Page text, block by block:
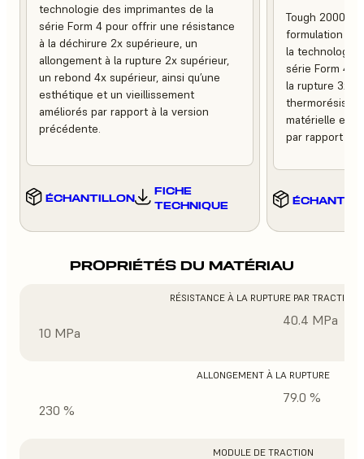
technologie des imprimantes de la
série Form 4 pour offrir une résistance
à la déchirure 2x supérieure, un
allongement à la rupture 2x supérieur,
un rebond 4x supérieur, ainsi qu’une
esthétique et un vieillissement
améliorés par rapport à la version
précédente.
ÉCHANTILLON
FICHE
TECHNIQUE
Tough 2000
formulation de
la technologie
série Form 4
la rupture 3x
matérielle et
par rapport à
PROPRIÉTÉS DU MATÉRIAU
RÉSISTANCE À LA RUPTURE PAR TRACTION
10 MPa
40.4 MPa
ALLONGEMENT À LA RUPTURE
230 %
79.0 %
MODULE DE TRACTION